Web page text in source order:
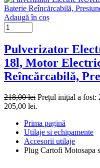
Adaugă în coș
Pulverizator
18l, Motor
Reîncărcabilă,
218,00lei Prețul inițial a fost:
205,00 lei.
Prima pagină
Utilaje si echipamente
Accesorii utilaje
Plug Cartofi Motosapa